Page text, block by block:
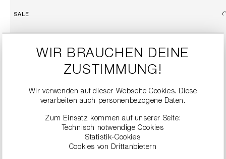
SALE
SLIPPER-SANDALEN AUS NAPPALEDER
124,90 € 249,00 €
WIR BRAUCHEN DEINE
ZUSTIMMUNG!
Wir verwenden auf dieser Webseite Cookies. Diese
verarbeiten auch personenbezogene Daten.
Zum Einsatz kommen auf unserer Seite:
Technisch notwendige Cookies
Statistik-Cookies
Cookies von Drittanbietern